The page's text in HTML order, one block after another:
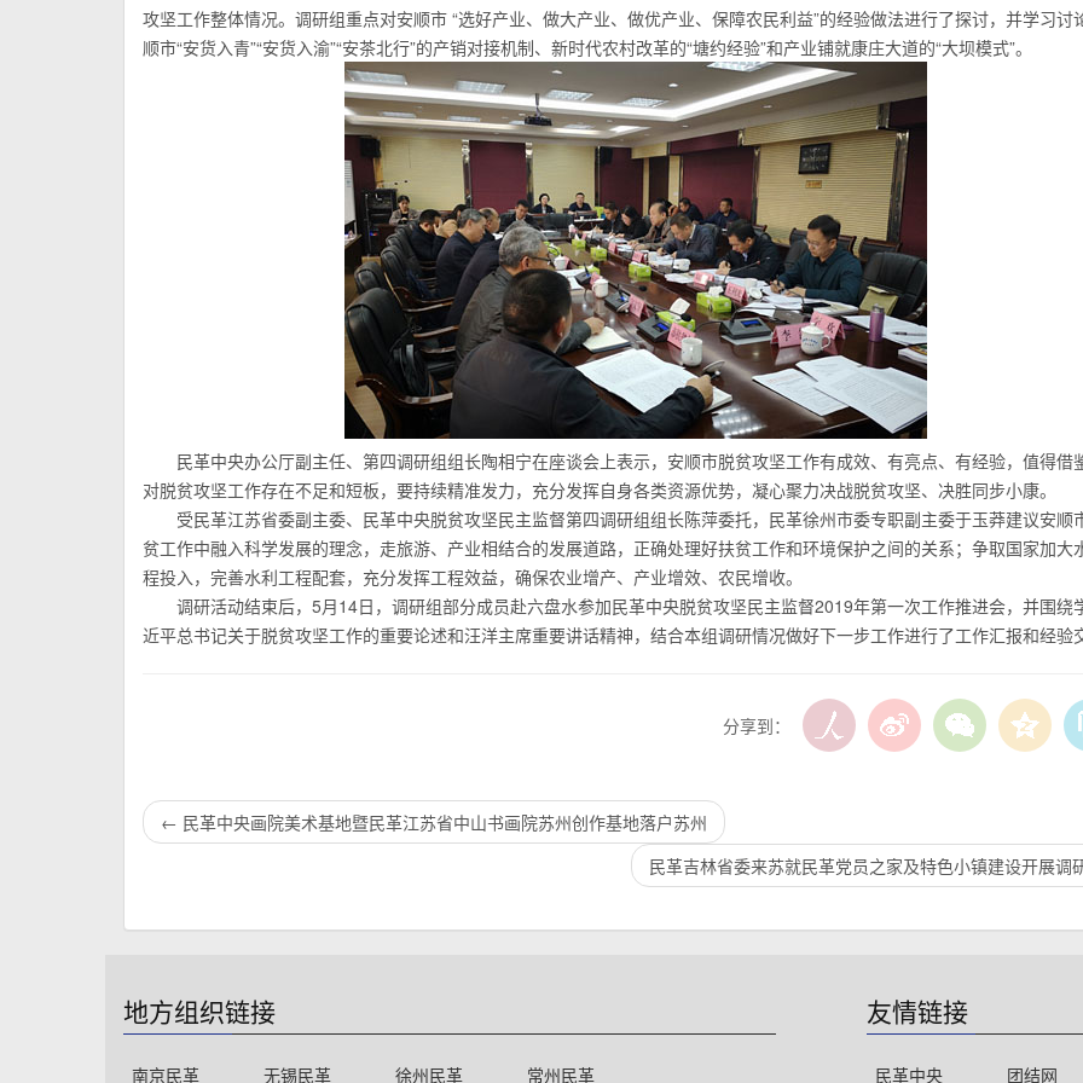
攻坚工作整体情况。调研组重点对安顺市 “选好产业、做大产业、做优产业、保障农民利益”的经验做法进行了探讨，并学习讨
顺市“安货入青”“安货入渝”“安茶北行”的产销对接机制、新时代农村改革的“塘约经验”和产业铺就康庄大道的“大坝模式”。
民革中央办公厅副主任、第四调研组组长陶相宁在座谈会 上表示，安顺市脱贫攻坚工作有成效、有亮点、有经验，值得借
对脱贫攻坚工作存在不足和短板，要持续精准发力，充分发挥自身各类资源优势，凝心聚力决战脱贫攻坚、决胜同步小康。
受民革江苏省委副主委、民革中央脱贫攻坚民主监督第四调研组组长陈萍委托，民革徐州市委专职副主委于玉莽建议安顺
贫工作中融入科学发展的理念，走旅游、产业相结合的发展道路，正确处理好扶贫工作和环境保护之间的关系；争取国家加大
程投入，完善水利工程配套，充分发挥工程效益，确保农业增产、产业增效、农民增收。
调研活动结束后，5月14日，调研组部分成员赴六盘水参加民革中央脱贫攻坚民主监督2019年第一次工作推进会，并围绕
近平总书记关于脱贫攻坚工作的重要论述和汪洋主席重要讲话精神，结合本组调研情况做好下一步工作进行了工作汇报和经验
分享到：
← 民革中央画院美术基地暨民革江苏省中山书画院苏州创作基地落户苏州
民革吉林省委来苏就民革党员之家及特色小镇建设开展调
地方组织链接
南京民革 无锡民革 徐州民革 常州民革
友情链接
民革中央 团结网